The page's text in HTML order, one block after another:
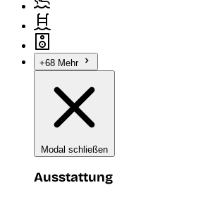
+68 Mehr
Modal schließen
Ausstattung